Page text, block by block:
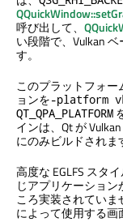
呼び出して、
い段階で、Vulkan
す。
このプラットフォ
ョンを-platform
QT_QPA_PLATFORM
インは、Qt が
にのみビルドされま
高度な EGLFS スタ
じアプリケーショ
ころ実装されてい
によって使用する画